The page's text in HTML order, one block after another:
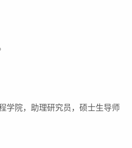
院，助理研究员，硕士生导师